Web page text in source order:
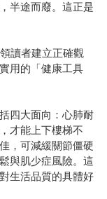
半途而廢。這正是
讀者建立正確觀
用的「健康工具
四大面向：心肺耐
才能上下樓梯不
，可減緩關節僵硬
與肌少症風險。這
生活品質的具體好